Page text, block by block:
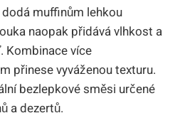
muffinům lehkou
naopak přidává vlhkost a
Kombinace více
přinese vyváženou texturu.
bezlepkové směsi určené
a dezertů.